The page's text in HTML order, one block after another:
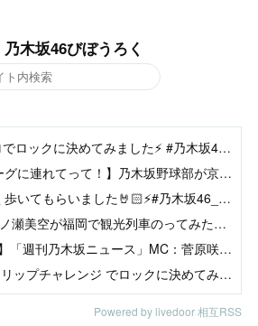
乃木坂46びぼうろく
#池田瑛紗 がモノクロでロックに決めてみました⚡️ #乃木坂46_是非に及ばず#乃木坂46
【パシフィック・リーグに連れてって！】乃木坂野球部が京セラドーム大阪にいってみた！【黒見の声出し】
モノクロでカッコよく歩いてもらいました🤘🏻⚡️#乃木坂46_是非に及ばず#五百城茉央 #乃木坂46
【全ツ連動第7弾】一ノ瀬美空が福岡で観光列車のってみた！【一ノ瀬列車旅第3弾】
【8月3日(月)20:30～】「週刊乃木坂ニュース」MC：菅原咲月【毎週(月)夜に生配信】
#井上和 が #モノクロリップチャレンジ でロックに決めてみました⚡️💄 #乃木坂46_是非に及ばず#乃木坂46
Powered by livedoor 相互RSS